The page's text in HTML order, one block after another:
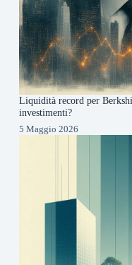
Liquidità record per
investimenti?
5 Maggio 2026